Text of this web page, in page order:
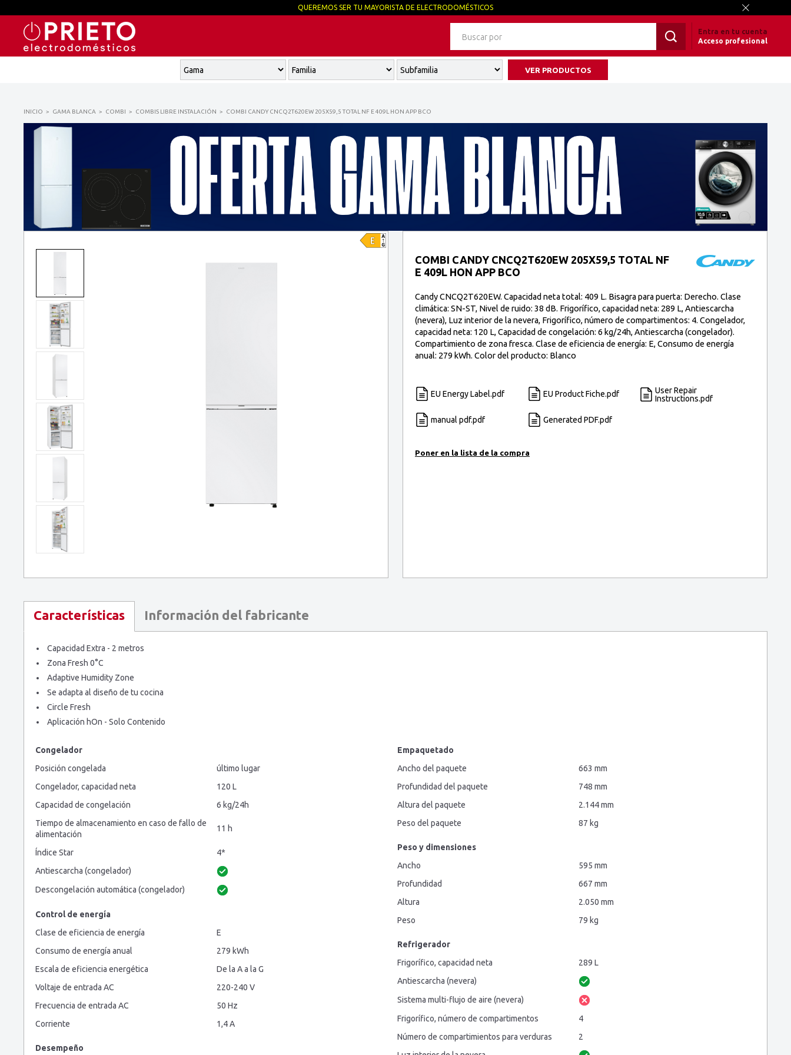
Entra en tu cuenta
Acceso profesional
VER PRODUCTOS
INICIO GAMA BLANCA COMBI COMBIS LIBRE INSTALACIÓN COMBI CANDY CNCQ2T620EW 205X59,5 TOTAL NF E 409L HON APP BCO
COMBI CANDY CNCQ2T620EW 205X59,5 TOTAL NF
E 409L HON APP BCO
Candy CNCQ2T620EW. Capacidad neta total: 409 L. Bisagra para puerta: Derecho. Clase
climática: SN-ST, Nivel de ruido: 38 dB. Frigorífico, capacidad neta: 289 L, Antiescarcha
(nevera), Luz interior de la nevera, Frigorífico, número de compartimentos: 4. Congelador,
capacidad neta: 120 L, Capacidad de congelación: 6 kg/24h, Antiescarcha (congelador).
Compartimiento de zona fresca. Clase de eficiencia de energía: E, Consumo de energía
anual: 279 kWh. Color del producto: Blanco
EU Energy Label.pdf EU Product Fiche.pdf
User Repair
Instructions.pdf
manual pdf.pdf Generated PDF.pdf
Características Información del fabricante
Capacidad Extra - 2 metros
Zona Fresh 0°C
Adaptive Humidity Zone
Se adapta al diseño de tu cocina
Circle Fresh
Aplicación hOn - Solo Contenido
Congelador
Posición congelada
último lugar
Congelador, capacidad neta
120 L
Capacidad de congelación
6 kg/24h
Tiempo de almacenamiento en caso de fallo de
alimentación
11 h
Índice Star
4*
Antiescarcha (congelador)
Descongelación automática (congelador)
Control de energía
Clase de eficiencia de energía
E
Consumo de energía anual
279 kWh
Escala de eficiencia energética
De la A a la G
Voltaje de entrada AC
220-240 V
Frecuencia de entrada AC
50 Hz
Corriente
1,4 A
Desempeño
Empaquetado
Ancho del paquete
663 mm
Profundidad del paquete
748 mm
Altura del paquete
2.144 mm
Peso del paquete
87 kg
Peso y dimensiones
Ancho
595 mm
Profundidad
667 mm
Altura
2.050 mm
Peso
79 kg
Refrigerador
Frigorífico, capacidad neta
289 L
Antiescarcha (nevera)
Sistema multi-flujo de aire (nevera)
Frigorífico, número de compartimentos
4
Número de compartimientos para verduras
2
QUEREMOS SER TU MAYORISTA DE ELECTRODOMÉSTICOS